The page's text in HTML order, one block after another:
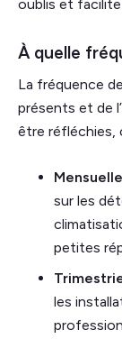
oublis et
À quelle
La fréquence
présents et de
être réfléchies,
sur les
petites
les